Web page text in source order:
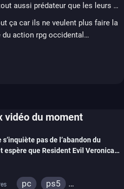
aussi prédateur que les leurs …
ça car ils ne veulent plus faire la
action rpg occidental…
vidéo du moment
s’inquiète pas de l’abandon du
espère que Resident Evil Veronica
pc ps5